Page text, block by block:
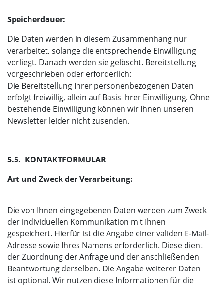
Speicherdauer:
Die Daten werden in diesem Zusammenhang nur
verarbeitet, solange die entsprechende Einwilligung
vorliegt. Danach werden sie gelöscht. Bereitstellung
vorgeschrieben oder erforderlich:
Die Bereitstellung Ihrer personenbezogenen Daten
erfolgt freiwillig, allein auf Basis Ihrer Einwilligung. Ohne
bestehende Einwilligung können wir Ihnen unseren
Newsletter leider nicht zusenden.
5.5. KONTAKTFORMULAR
Art und Zweck der Verarbeitung:
Die von Ihnen eingegebenen Daten werden zum Zweck
der individuellen Kommunikation mit Ihnen
gespeichert. Hierfür ist die Angabe einer validen E-Mail-
Adresse sowie Ihres Namens erforderlich. Diese dient
der Zuordnung der Anfrage und der anschließenden
Beantwortung derselben. Die Angabe weiterer Daten
ist optional. Wir nutzen diese Informationen für die